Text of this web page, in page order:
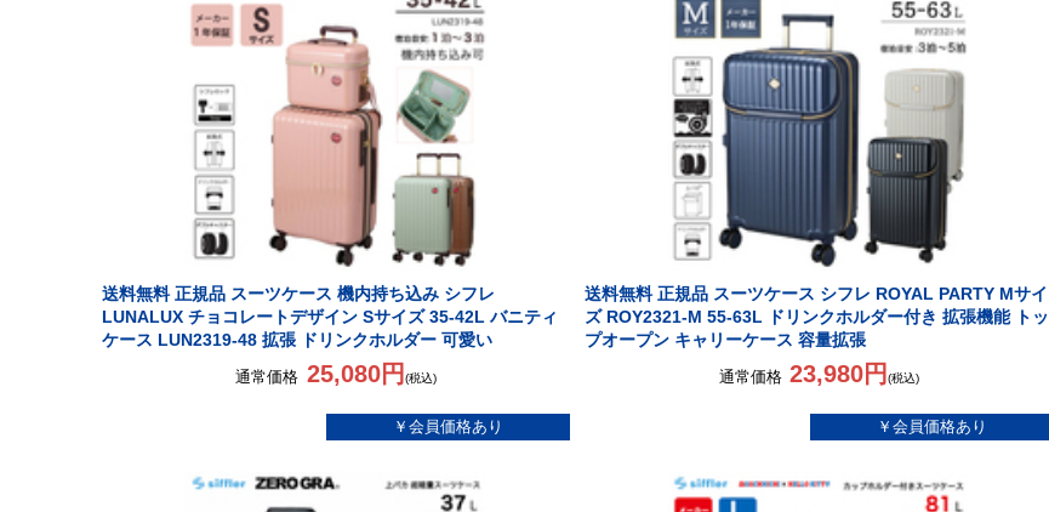
送料無料 正規品 スーツケース 機内持ち込み シフレ
LUNALUX チョコレートデザイン Sサイズ 35-42L バニティ
ケース LUN2319-48 拡張 ドリンクホルダー 可愛い
通常価格 25,080円 (税込)
送料無料 正規品 スーツケース シフレ ROYAL PARTY Mサイ
ズ ROY2321-M 55-63L ドリンクホルダー付き 拡張機能 トッ
プオープン キャリーケース 容量拡張
通常価格 23,980円(税込)